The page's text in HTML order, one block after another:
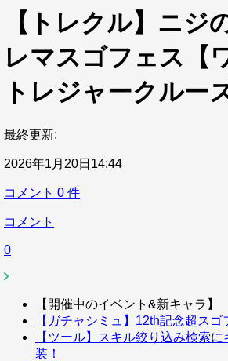
【トレクル】ニジ
レマスゴフェス【
トレジャークルー
最終更新:
2026年1月20日14:44
コメント 0 件
コメント
0
【開催中のイベント&新キャラ】
【ガチャシミュ】12th記念超スゴ
【ツール】スキル絞り込み検索
装！